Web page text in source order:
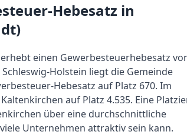
Hebesatz in
einen Gewerbesteuerhebesatz
Holstein liegt die Gemeinde
Hebesatz auf Platz 670. Im
auf Platz 4.535. Eine
über eine durchschnittliche
Unternehmen attraktiv sein kann.